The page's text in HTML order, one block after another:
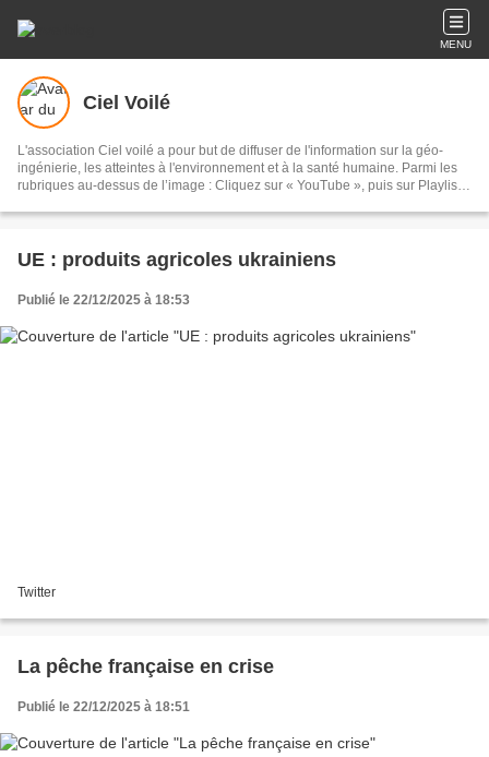
MENU
Ciel Voilé
L'association Ciel voilé a pour but de diffuser de l'information sur la géo-
ingénierie, les atteintes à l'environnement et à la santé humaine. Parmi les
rubriques au-dessus de l’image : Cliquez sur « YouTube », puis sur Playlists,
sur les chemtrails et la géo-ingénierie Cliquez sur « Articles scientifiques » :
pluie, sable, lichens, poils de bêtes, sang, air, filaments
UE : produits agricoles ukrainiens
Publié le 22/12/2025 à 18:53
Twitter
La pêche française en crise
Publié le 22/12/2025 à 18:51